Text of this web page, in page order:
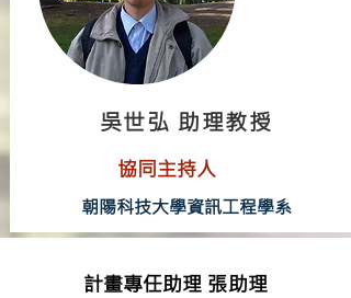
吳世弘 助理教授
協同主持人
朝陽科技大學資訊工程學系
計畫專任助理 張助理